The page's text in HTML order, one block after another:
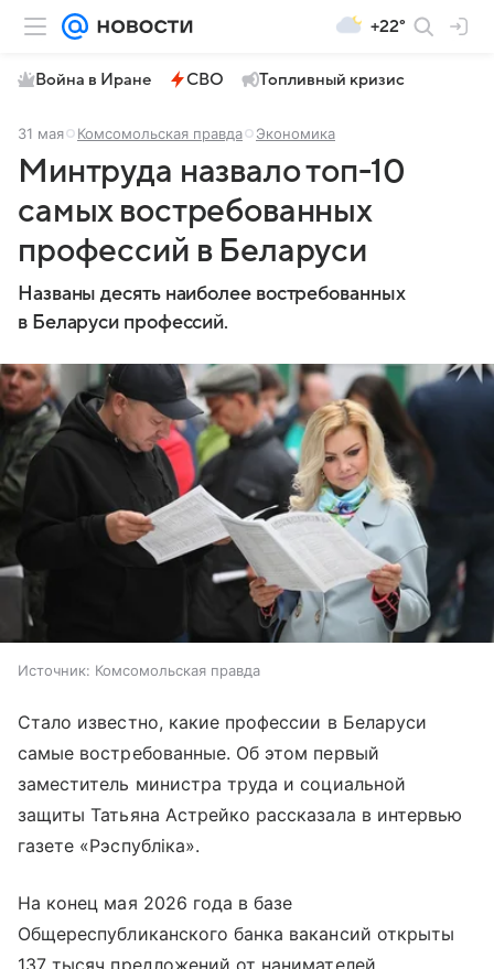
+22°
Война в Иране СВО Топливный кризис
31 мая Комсомольская правда Экономика
Минтруда назвало топ-10
самых востребованных
профессий в Беларуси
Названы десять наиболее востребованных
в Беларуси профессий.
Источник: Комсомольская правда
Стало известно, какие профессии в Беларуси
самые востребованные. Об этом первый
заместитель министра труда и социальной
защиты Татьяна Астрейко рассказала в интервью
газете «Рэспублiка».
На конец мая 2026 года в базе
Общереспубликанского банка вакансий открыты
137 тысяч предложений от нанимателей,